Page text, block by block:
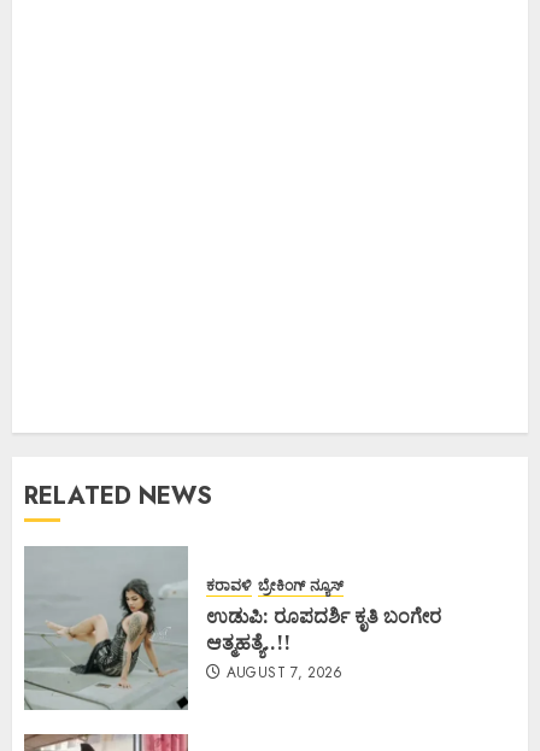
RELATED NEWS
ಕರಾವಳಿ ಬ್ರೇಕಿಂಗ್ ನ್ಯೂಸ್
ಉಡುಪಿ: ರೂಪದರ್ಶಿ ಕೃತಿ ಬಂಗೇರ
ಆತ್ಮಹತ್ಯೆ..!!
AUGUST 7, 2026